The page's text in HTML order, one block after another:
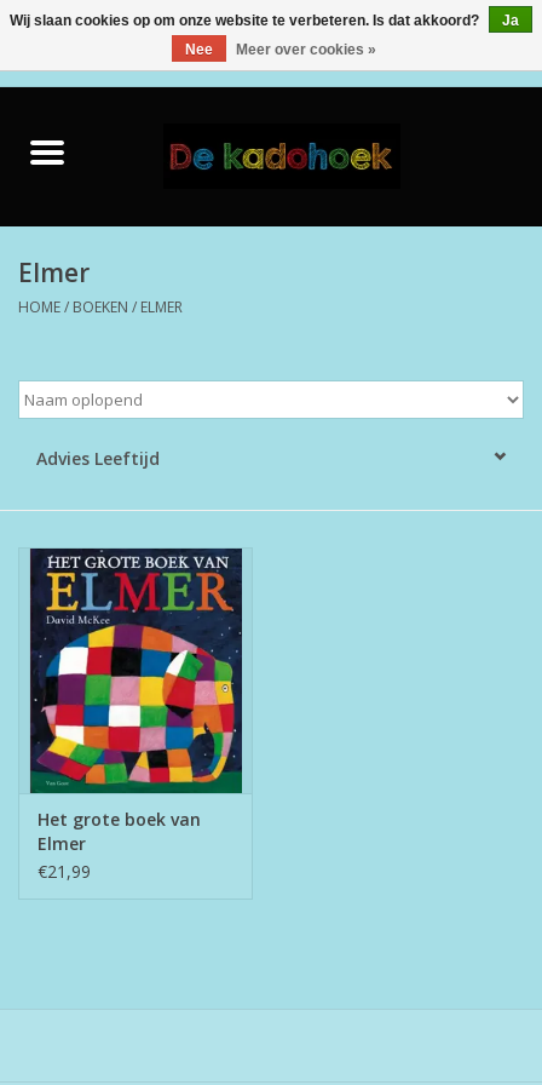
Speelgoed
Creatief
Boeken
Puzzels & Spellen
Collectables
Wannahaves
TekstKado
Elmer
HOME/ BOEKEN / ELMER
Advies Leeftijd
Het grote boek van
Elmer
€21,99
Wij slaan cookies op om onze website te verbeteren. Is dat akkoord?
Ja
Nee
Meer over cookies »